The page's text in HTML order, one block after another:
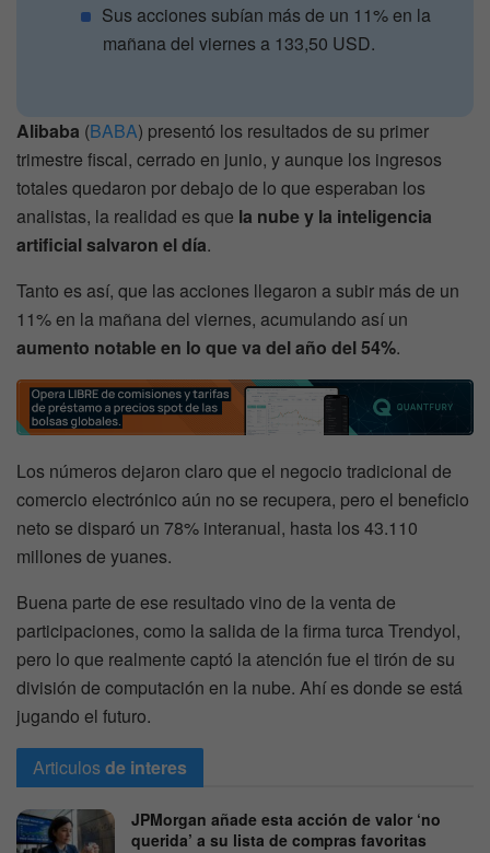
Sus acciones subían más de un 11% en la
mañana del viernes a 133,50 USD.
Alibaba (BABA) presentó los resultados de su primer
trimestre fiscal, cerrado en junio, y aunque los ingresos
totales quedaron por debajo de lo que esperaban los
analistas, la realidad es que la nube y la inteligencia
artificial salvaron el día.
Tanto es así, que las acciones llegaron a subir más de un
11% en la mañana del viernes, acumulando así un
aumento notable en lo que va del año del 54%.
Los números dejaron claro que el negocio tradicional de
comercio electrónico aún no se recupera, pero el beneficio
neto se disparó un 78% interanual, hasta los 43.110
millones de yuanes.
Buena parte de ese resultado vino de la venta de
participaciones, como la salida de la firma turca Trendyol,
pero lo que realmente captó la atención fue el tirón de su
división de computación en la nube. Ahí es donde se está
jugando el futuro.
Articulosde interes
JPMorgan añade esta acción de valor ‘no
querida’ a su lista de compras favoritas